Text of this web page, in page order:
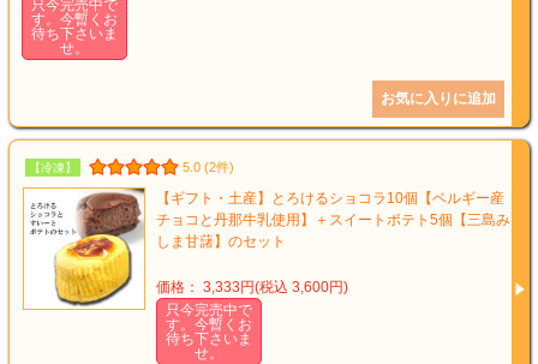
只今完売中で
す。今暫くお
待ち下さいま
せ。
【冷凍】 5.0 (2件)
【ギフト・土産】とろけるショコラ10個【ベルギー産
チョコと丹那牛乳使用】＋スイートポテト5個【三島み
しま甘藷】のセット
価格： 3,333円(税込 3,600円)
只今完売中で
す。今暫くお
待ち下さいま
せ。